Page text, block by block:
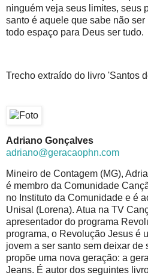
ninguém veja seus limites, seus
santo é aquele que sabe não
todo espaço para Deus ser tudo.
Trecho extraído do livro 'Santos
Adriano Gonçalves
adriano@geracaophn.com
Mineiro de Contagem (MG),
é membro da Comunidade
no Instituto da Comunidade e é
Unisal (Lorena). Atua na TV
apresentador do programa
programa, o Revolução Jesus é
jovem a ser santo sem deixar de
propõe uma nova geração: a
Jeans. É autor dos seguintes